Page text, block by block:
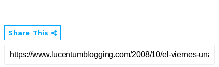
Share This